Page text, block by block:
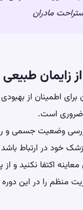
مادران
زایمان طبیعی
برای اطمینان از
ضروری است.
وضعیت جسمی
خود در ارتباط
اکتفا نکنید و
منظم را در این دوره